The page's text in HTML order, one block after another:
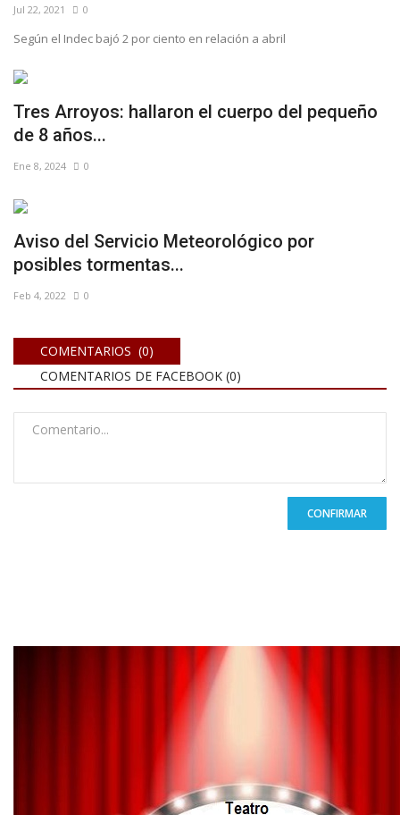
Jul 22, 2021 0
Según el Indec bajó 2 por ciento en relación a abril
Tres Arroyos: hallaron el cuerpo del pequeño
de 8 años...
Ene 8, 2024 0
Aviso del Servicio Meteorológico por
posibles tormentas...
Feb 4, 2022 0
COMENTARIOS (0)
COMENTARIOS DE FACEBOOK (0)
CONFIRMAR